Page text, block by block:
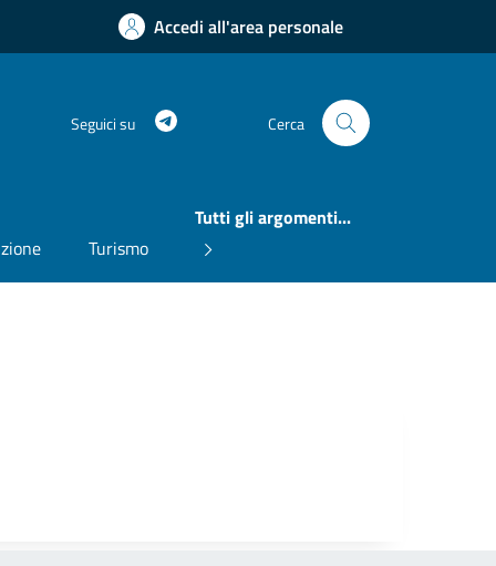
Accedi all'area personale
Seguici su Cerca
Turismo
Tutti gli argomenti...